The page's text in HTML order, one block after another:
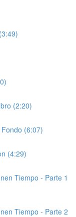
(2:20)
(6:07)
(4:29)
Tiempo - Parte 1
Tiempo - Parte 2